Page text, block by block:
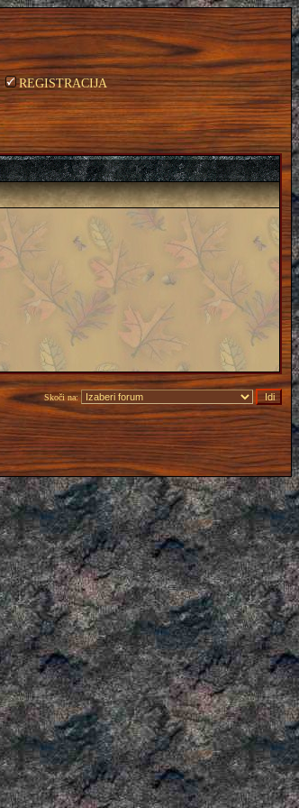
REGISTRACIJA
Skoči na: